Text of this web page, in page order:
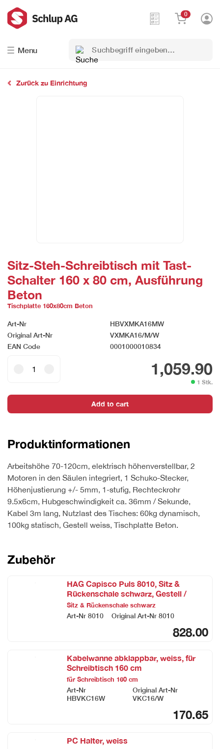
Menu
Suchbegriff
eingeben…
0
Zurück zu Einrichtung
Sitz-Steh-Schreibtisch mit Tast-
Schalter 160 x 80 cm, Ausführung
Beton
Tischplatte 160x80cm Beton
Art-Nr
HBVXMKA16MW
Original Art-Nr
VXMKA16/M/W
EAN Code
0001000010834
1,059.90
1 Stk.
mit
Tast-
x
cm,
Ausführung
Beton
quantity
Add to cart
Produktinformationen
Arbeitshöhe 70-120cm, elektrisch höhenverstellbar, 2
Motoren in den Säulen integriert, 1 Schuko-Stecker,
Höhenjustierung +/- 5mm, 1-stufig, Rechteckrohr
9.5x6cm, Hubgeschwindigkeit ca. 36mm / Sekunde,
Kabel 3m lang, Nutzlast des Tisches: 60kg dynamisch,
100kg statisch, Gestell weiss, Tischplatte Beton.
Zubehör
HAG Capisco Puls 8010, Sitz &
Rückenschale schwarz, Gestell /
Fusskreuz schwarz
Sitz & Rückenschale schwarz
Art-Nr 8010 Original Art-Nr 8010
828.00
Kabelwanne abklappbar, weiss, für
Schreibtisch 160 cm
für Schreibtisch 160 cm
Art-Nr
HBVKC16W
Original Art-Nr
VKC16/W
170.65
PC Halter, weiss